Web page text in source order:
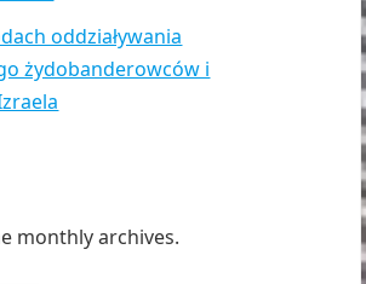
oddziaływania
żydobanderowców i
monthly archives.